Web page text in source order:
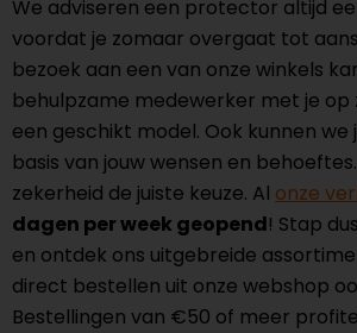
We adviseren een protector altijd
voordat je zomaar overgaat tot
bezoek aan een van onze winkels
behulpzame medewerker met je op
een geschikt model. Ook kunnen we
basis van jouw wensen en
zekerheid de juiste keuze. Al onze
dagen per week geopend! Stap
en ontdek ons uitgebreide
direct bestellen uit onze webshop
Bestellingen van €50 of meer